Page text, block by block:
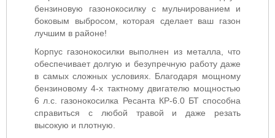
бензиновую газонокосилку с мульчированием и
боковым выбросом, которая сделает ваш газон
лучшим в районе!
Корпус газонокосилки выполнен из металла, что
обеспечивает долгую и безупречную работу даже
в самых сложных условиях. Благодаря мощному
бензиновому 4-х тактному двигателю мощностью
6 л.с. газонокосилка Ресанта КР-6.0 БТ способна
справиться с любой травой и даже резать
высокую и плотную.